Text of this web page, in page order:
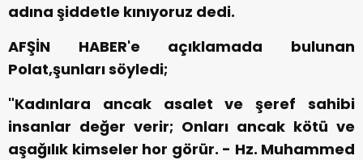
adına şiddetle kınıyoruz dedi.
AFŞİN HABER'e açıklamada bulunan
Polat,şunları söyledi;
"Kadınlara ancak asalet ve şeref sahibi
insanlar değer verir; Onları ancak kötü ve
aşağılık kimseler hor görür. - Hz. Muhammed